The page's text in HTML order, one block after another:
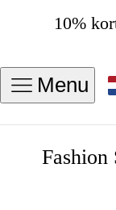
10%
Menu
Fashion